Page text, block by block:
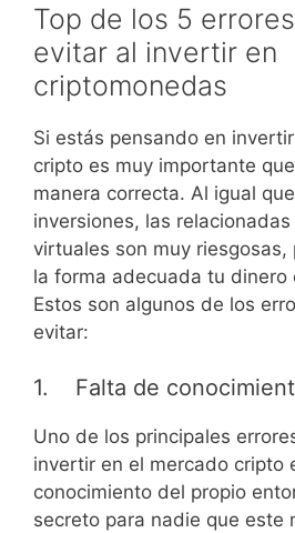
Top de los 5
evitar al invertir en
criptomonedas
Si estás pensando en
cripto es muy importante
manera correcta. Al igual
inversiones, las
virtuales son muy riesgosas,
la forma adecuada tu dinero
Estos son algunos de los
evitar:
1. Falta de
Uno de los principales
invertir en el mercado cripto
conocimiento del propio
secreto para nadie que este